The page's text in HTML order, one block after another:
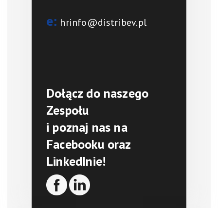
e: hrinfo@distribev.pl
Dołącz do naszego
Zespołu
i poznaj nas na
Facebooku oraz
LinkedInie!